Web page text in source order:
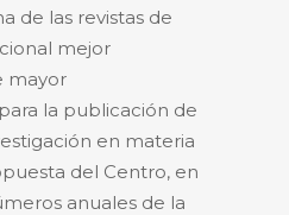
de las revistas de
mejor
mayor
la publicación de
en materia
del Centro, en
anuales de la